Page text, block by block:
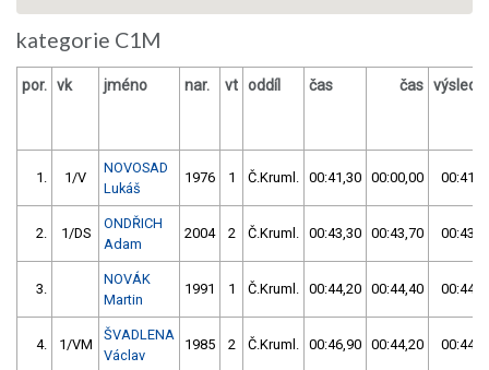
kategorie C1M
por. vk jméno nar. vt oddíl čas čas
1. 1/V
NOVOSAD
Lukáš
1976 1 Č.Kruml. 00:41,30 00:00,00
2. 1/DS
ONDŘICH
Adam
2004 2 Č.Kruml. 00:43,30 00:43,70
3.
NOVÁK
Martin
1991 1 Č.Kruml. 00:44,20 00:44,40
4. 1/VM
ŠVADLENA
Václav
1985 2 Č.Kruml. 00:46,90 00:44,20